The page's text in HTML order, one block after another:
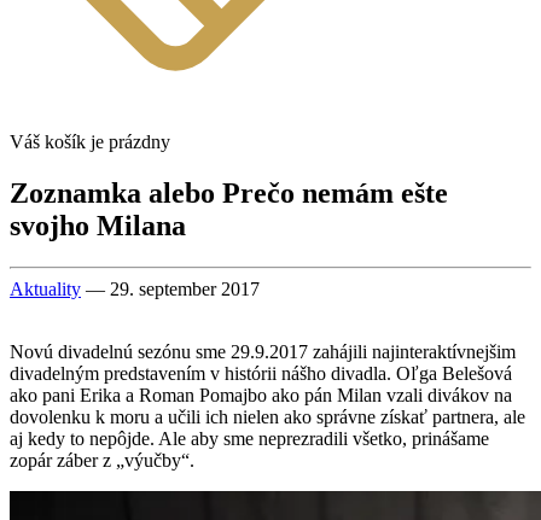
Váš košík je prázdny
Zoznamka alebo Prečo nemám ešte
svojho Milana
Aktuality — 29. september 2017
Novú divadelnú sezónu sme 29.9.2017 zahájili najinteraktívnejšim
divadelným predstavením v histórii nášho divadla. Oľga Belešová
ako pani Erika a Roman Pomajbo ako pán Milan vzali divákov na
dovolenku k moru a učili ich nielen ako správne získať partnera, ale
aj kedy to nepôjde. Ale aby sme neprezradili všetko, prinášame
zopár záber z „výučby“.